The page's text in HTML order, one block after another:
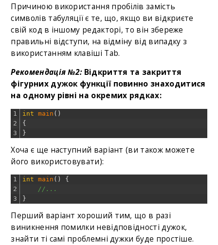
Причиною використання пробілів замість
символів табуляції є те, що, якщо ви відкриєте
свій код в іншому редакторі, то він збереже
правильні відступи, на відміну від випадку з
використанням клавіші Tab.
Рекомендація №2:Відкриття та закриття
фігурних дужок функції повинно знаходитися
на одному рівні на окремих рядках:
1
2
3
int main ( )
{
}
Хоча є ще наступний варіант (ви також можете
його використовувати):
1
2
3
int main ( )
{
//...
}
Перший варіант хороший тим, що в разі
виникнення помилки невідповідності дужок,
знайти ті самі проблемні дужки буде простіше.